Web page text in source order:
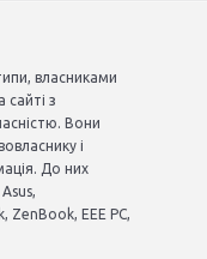
власниками
сайті з
Вони
і
До них
EEE PC,